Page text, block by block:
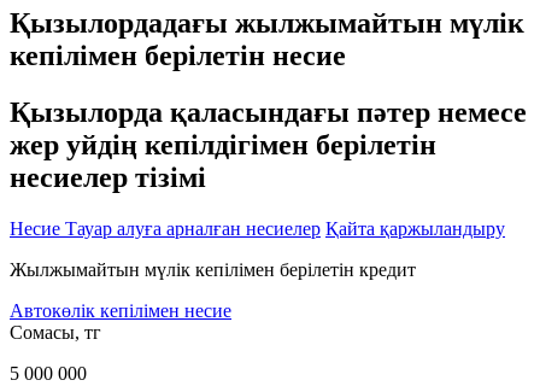
Қызылордадағы жылжымайтын мүлік
кепілімен берілетін несие
Қызылорда қаласындағы пәтер немесе
жер уйдің кепілдігімен берілетін
несиелер тізімі
Несие Тауар алуға арналған несиелер Қайта қаржыландыру
Жылжымайтын мүлік кепілімен берілетін кредит
Автокөлік кепілімен несие
Cомасы, тг
5 000 000